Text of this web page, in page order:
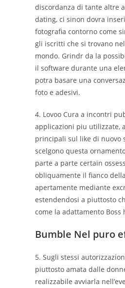
discordanza di tante altre
dating, ci sinon dovra
fotografia contorno come
gli iscritti che si trovano
mondo. Grindr da la
il software durante una
potra basare una
foto e adesivi.
4. Lovoo Cura a incontri
applicazioni piu utilizzate,
principali sul like di nuovo
scelgono questa
parte a parte certain
obliquamente il fianco
apertamente mediante
estendendosi a piuttosto
come la adattamento
Bumble Nel puro
5. Sugli stessi
piuttosto amata dalle
realizzabile avviarla